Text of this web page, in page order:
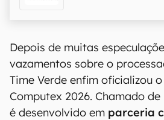
Depois de muitas
vazamentos sobre o
Time Verde enfim oficializou
Computex 2026. Chamado de
é desenvolvido em parceria